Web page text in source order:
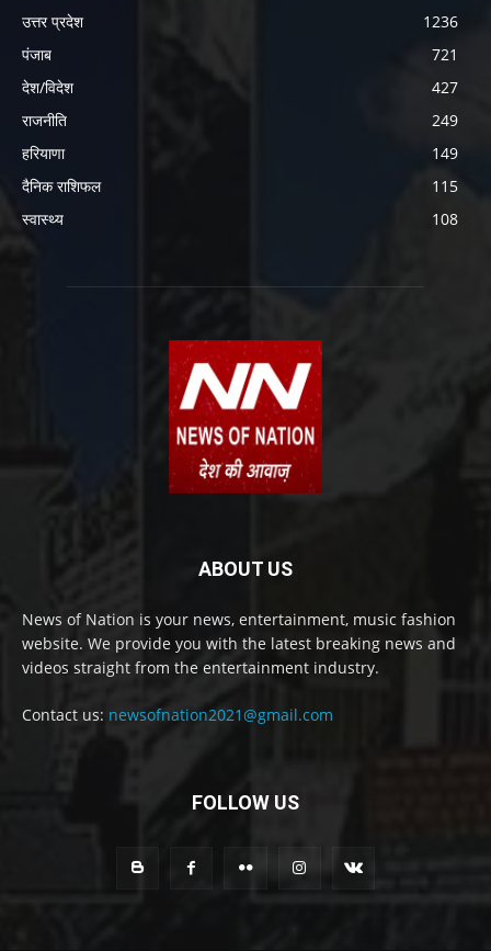
उत्तर प्रदेश
1236
पंजाब
721
देश/विदेश
427
राजनीति
249
हरियाणा
149
दैनिक राशिफल
115
स्वास्थ्य
108
ABOUT US
News of Nation is your news, entertainment, music fashion
website. We provide you with the latest breaking news and
videos straight from the entertainment industry.
Contact us: newsofnation2021@gmail.com
FOLLOW US